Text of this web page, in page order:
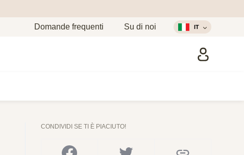
Domande frequenti Su di noi IT
CONDIVIDI SE TI È PIACIUTO!